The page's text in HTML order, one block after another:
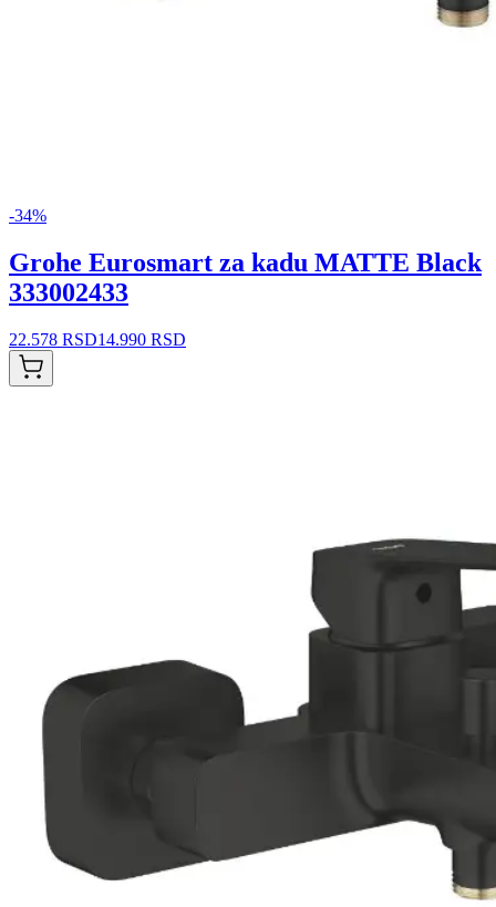
-34%
Grohe Eurosmart za kadu MATTE Black
333002433
22.578 RSD14.990 RSD